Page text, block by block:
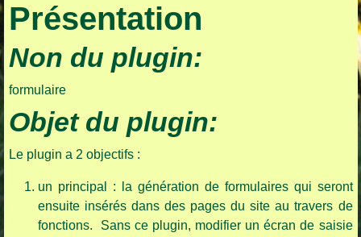
Présentation
Non du plugin:
formulaire
Objet du plugin:
Le plugin a 2 objectifs :
un principal : la génération de formulaires qui seront
ensuite insérés dans des pages du site au travers de
fonctions. Sans ce plugin, modifier un écran de saisie